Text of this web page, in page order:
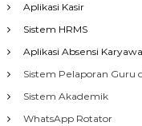
Aplikasi Kasir
Sistem HRMS
Aplikasi Absensi
Sistem Pelaporan Guru
Sistem Akademik
WhatsApp Rotator